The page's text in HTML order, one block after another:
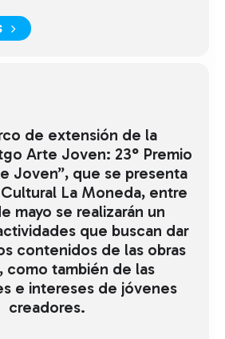
de extensión de la
Arte Joven: 23° Premio
Joven”, que se presenta
La Moneda, entre
mayo se realizarán un
que buscan dar
contenidos de las obras
como también de las
e intereses de jóvenes
creadores.